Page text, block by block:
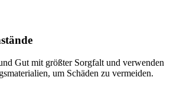
Gut mit größter Sorgfalt und verwenden
um Schäden zu vermeiden.